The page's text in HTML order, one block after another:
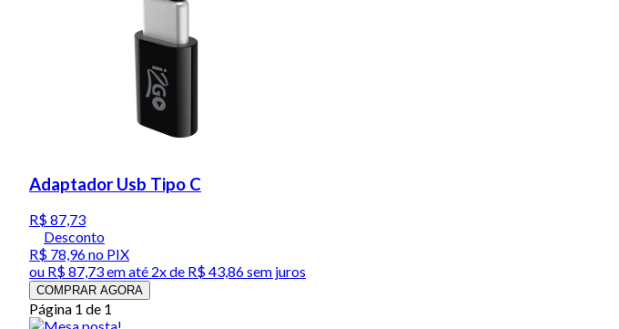
Adaptador Usb Tipo C
R$ 87,73
Desconto
R$ 78,96no PIX
ou R$ 87,73em até 2x de R$ 43,86 sem juros
COMPRAR AGORA
Página 1 de 1